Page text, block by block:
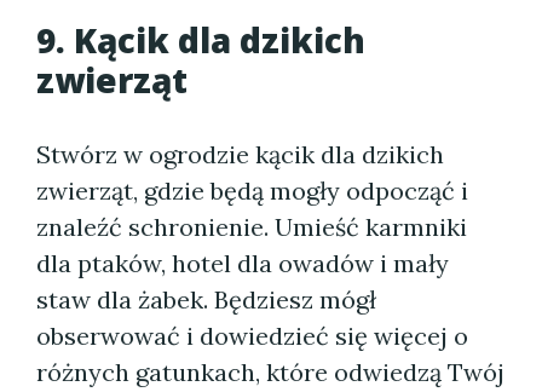
9. Kącik dla dzikich
zwierząt
Stwórz w ogrodzie kącik dla dzikich
zwierząt, gdzie będą mogły odpocząć i
znaleźć schronienie. Umieść karmniki
dla ptaków, hotel dla owadów i mały
staw dla żabek. Będziesz mógł
obserwować i dowiedzieć się więcej o
różnych gatunkach, które odwiedzą Twój